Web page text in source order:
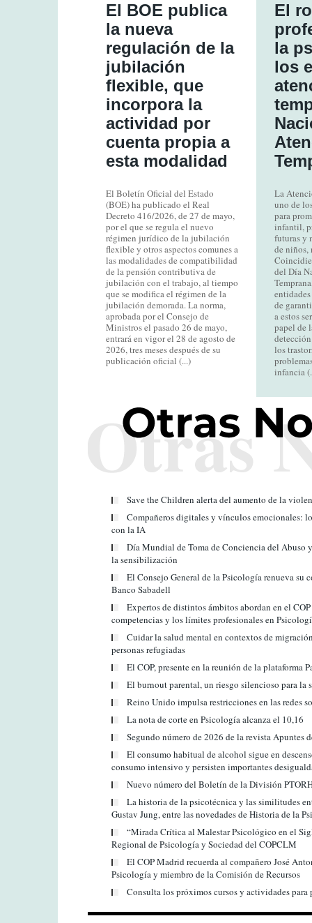
El BOE publica
la nueva
regulación de la
jubilación
flexible, que
incorpora la
actividad por
cuenta propia a
esta modalidad
El Boletín Oficial del Estado
(BOE) ha publicado el Real
Decreto 416/2026, de 27 de mayo,
por el que se regula el nuevo
régimen jurídico de la jubilación
flexible y otros aspectos comunes a
las modalidades de compatibilidad
de la pensión contributiva de
jubilación con el trabajo, al tiempo
que se modifica el régimen de la
jubilación demorada. La norma,
aprobada por el Consejo de
Ministros el pasado 26 de mayo,
entrará en vigor el 28 de agosto de
2026, tres meses después de su
publicación oficial (...)
El
la
los
La
uno de
para
infantil,
futuras y
de niños,
del Día
de
a estos
papel de
los
infancia
Save the Children alerta del aumento de la
Compañeros digitales y vínculos emocionales:
con la IA
Día Mundial de Toma de Conciencia del Abuso
la sensibilización
El Consejo General de la Psicología renueva su
Banco Sabadell
Expertos de distintos ámbitos abordan en el
competencias y los límites profesionales en
Cuidar la salud mental en contextos de
personas refugiadas
El COP, presente en la reunión de la plataforma
El burnout parental, un riesgo silencioso para la
Reino Unido impulsa restricciones en las redes
La nota de corte en Psicología alcanza el 10,16
Segundo número de 2026 de la revista Apuntes
El consumo habitual de alcohol sigue en
consumo intensivo y persisten importantes
Nuevo número del Boletín de la División
La historia de la psicotécnica y las similitudes
Gustav Jung, entre las novedades de Historia de la
“Mirada Crítica al Malestar Psicológico en el
Regional de Psicología y Sociedad del COPCLM
El COP Madrid recuerda al compañero José
Psicología y miembro de la Comisión de Recursos
Consulta los próximos cursos y actividades para